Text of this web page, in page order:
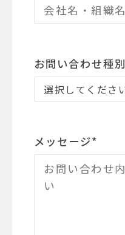
お問い合わせ種別
メッセージ*